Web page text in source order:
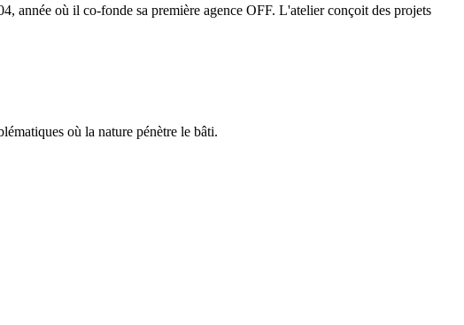
année où il co-fonde sa première agence OFF. L'atelier conçoit des projets
où la nature pénètre le bâti.